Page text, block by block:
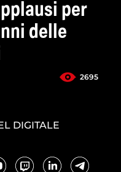
per
delle
2695
DIGITALE